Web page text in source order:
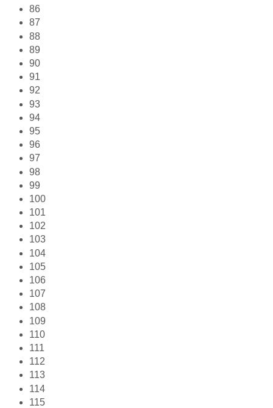
86
87
88
89
90
91
92
93
94
95
96
97
98
99
100
101
102
103
104
105
106
107
108
109
110
111
112
113
114
115